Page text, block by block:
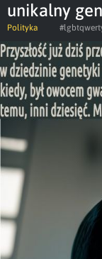
unikalny
Polityka